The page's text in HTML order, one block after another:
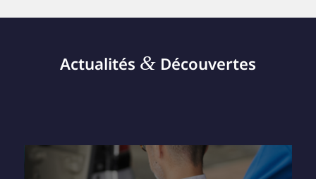
Actualités &Découvertes